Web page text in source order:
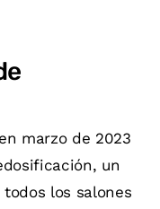
marzo de 2023
un
los salones